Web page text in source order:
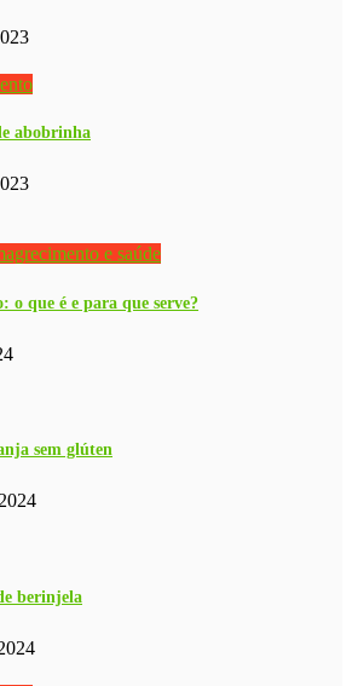
abobrinha
e saúde
o que é e para que serve?
sem glúten
berinjela